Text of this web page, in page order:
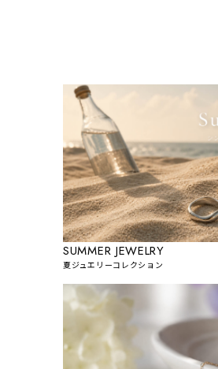
SUMMER JEWELRY
夏ジュエリーコレクション